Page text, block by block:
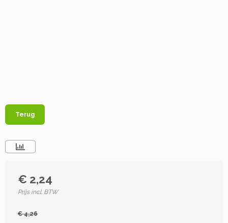
Terug
€ 2,24
Prijs incl. BTW
€ 4,26